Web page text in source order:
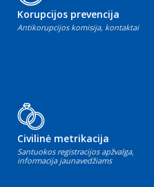
Korupcijos prevencija
Antikorupcijos komisija, kontaktai
Civilinė metrikacija
Santuokos registracijos apžvalga,
informacija jaunavedžiams